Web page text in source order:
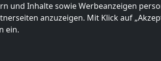
und Inhalte sowie Werbeanzeigen
anzuzeigen. Mit Klick auf
ein.